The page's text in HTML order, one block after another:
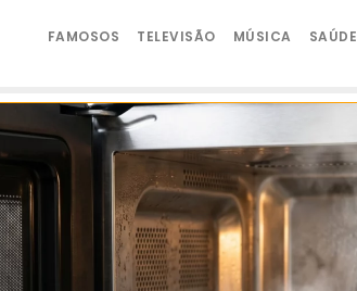
FAMOSOS TELEVISÃO MÚSICA SAÚDE